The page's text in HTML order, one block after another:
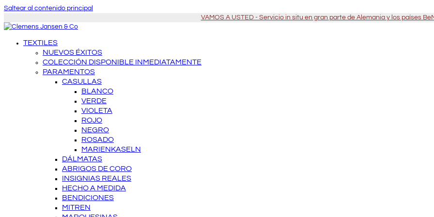
Saltear al contenido principal
VAMOS A USTED - Servicio in situ en gran parte de Alemania y los países
TEXTILES
NUEVOS ÉXITOS
COLECCIÓN DISPONIBLE INMEDIATAMENTE
PARAMENTOS
CASULLAS
BLANCO
VERDE
VIOLETA
ROJO
NEGRO
ROSADO
MARIENKASELN
DÁLMATAS
ABRIGOS DE CORO
INSIGNIAS REALES
HECHO A MEDIDA
BENDICIONES
MITREN